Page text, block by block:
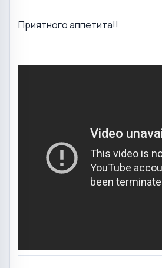
Приятного аппетита!!